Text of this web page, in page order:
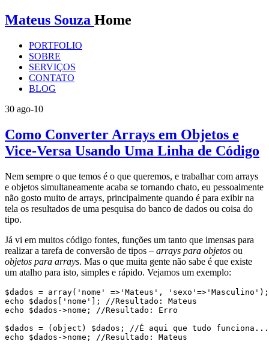
Mateus Souza Home
PORTFOLIO
SOBRE
SERVIÇOS
CONTATO
BLOG
30 ago-10
Como Converter Arrays em Objetos e
Vice-Versa Usando Uma Linha de Código
Nem sempre o que temos é o que queremos, e trabalhar com arrays
e objetos simultaneamente acaba se tornando chato, eu pessoalmente
não gosto muito de arrays, principalmente quando é para exibir na
tela os resultados de uma pesquisa do banco de dados ou coisa do
tipo.
Já vi em muitos código fontes, funções um tanto que imensas para
realizar a tarefa de conversão de tipos – arrays para objetos ou
objetos para arrays. Mas o que muita gente não sabe é que existe
um atalho para isto, simples e rápido. Vejamos um exemplo:
$dados = array('nome' =>'Mateus', 'sexo'=>'Masculino');
echo $dados['nome']; //Resultado: Mateus
echo $dados->nome; //Resultado: Erro
$dados = (object) $dados; //É aqui que tudo funciona...